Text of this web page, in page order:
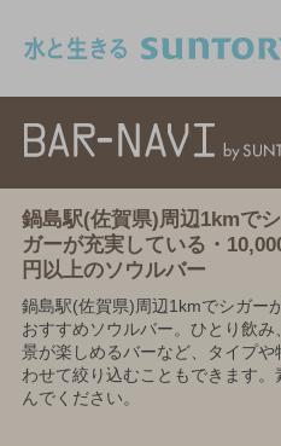
鍋島駅(佐賀県)周辺1kmでシ
ガーが充実している・
円以上のソウルバー
鍋島駅(佐賀県)周辺1kmでシガー
おすすめソウルバー。ひとり飲
景が楽しめるバーなど、タイプ
わせて絞り込むこともできます
んでください。